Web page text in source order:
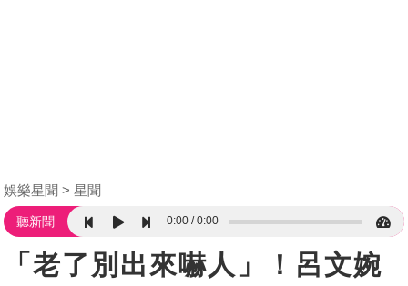
娛樂星聞 星聞
聽新聞 0:00 0:00
「老了別出來嚇人」！呂文婉